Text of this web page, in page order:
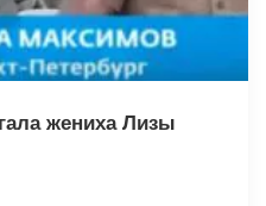
жениха Лизы